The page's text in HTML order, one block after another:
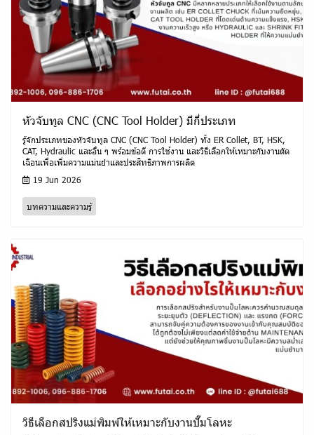
หัวจับทูล CNC (CNC Tool Holder) มีกี่ประเภท
รู้จักประเภทของหัวจับทูล CNC (CNC Tool Holder) ทั้ง ER Collet, BT, HSK,
CAT, Hydraulic และอื่น ๆ พร้อมข้อดี การใช้งาน และวิธีเลือกให้เหมาะกับงานตัด
เฉือนเพื่อเพิ่มความแม่นยำและประสิทธิภาพการผลิต
19 Jun 2026
บทความและความรู้
วิธีเลือกสปริงแม่พิมพ์ให้เหมาะกับงานปั๊มโลหะ